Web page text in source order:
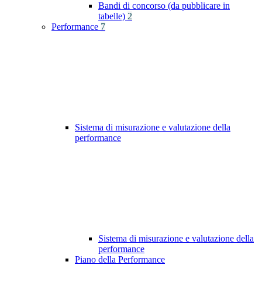
Bandi di concorso (da pubblicare in
tabelle) 2
Performance 7
Sistema di misurazione e valutazione della
performance
Sistema di misurazione e valutazione della
performance
Piano della Performance